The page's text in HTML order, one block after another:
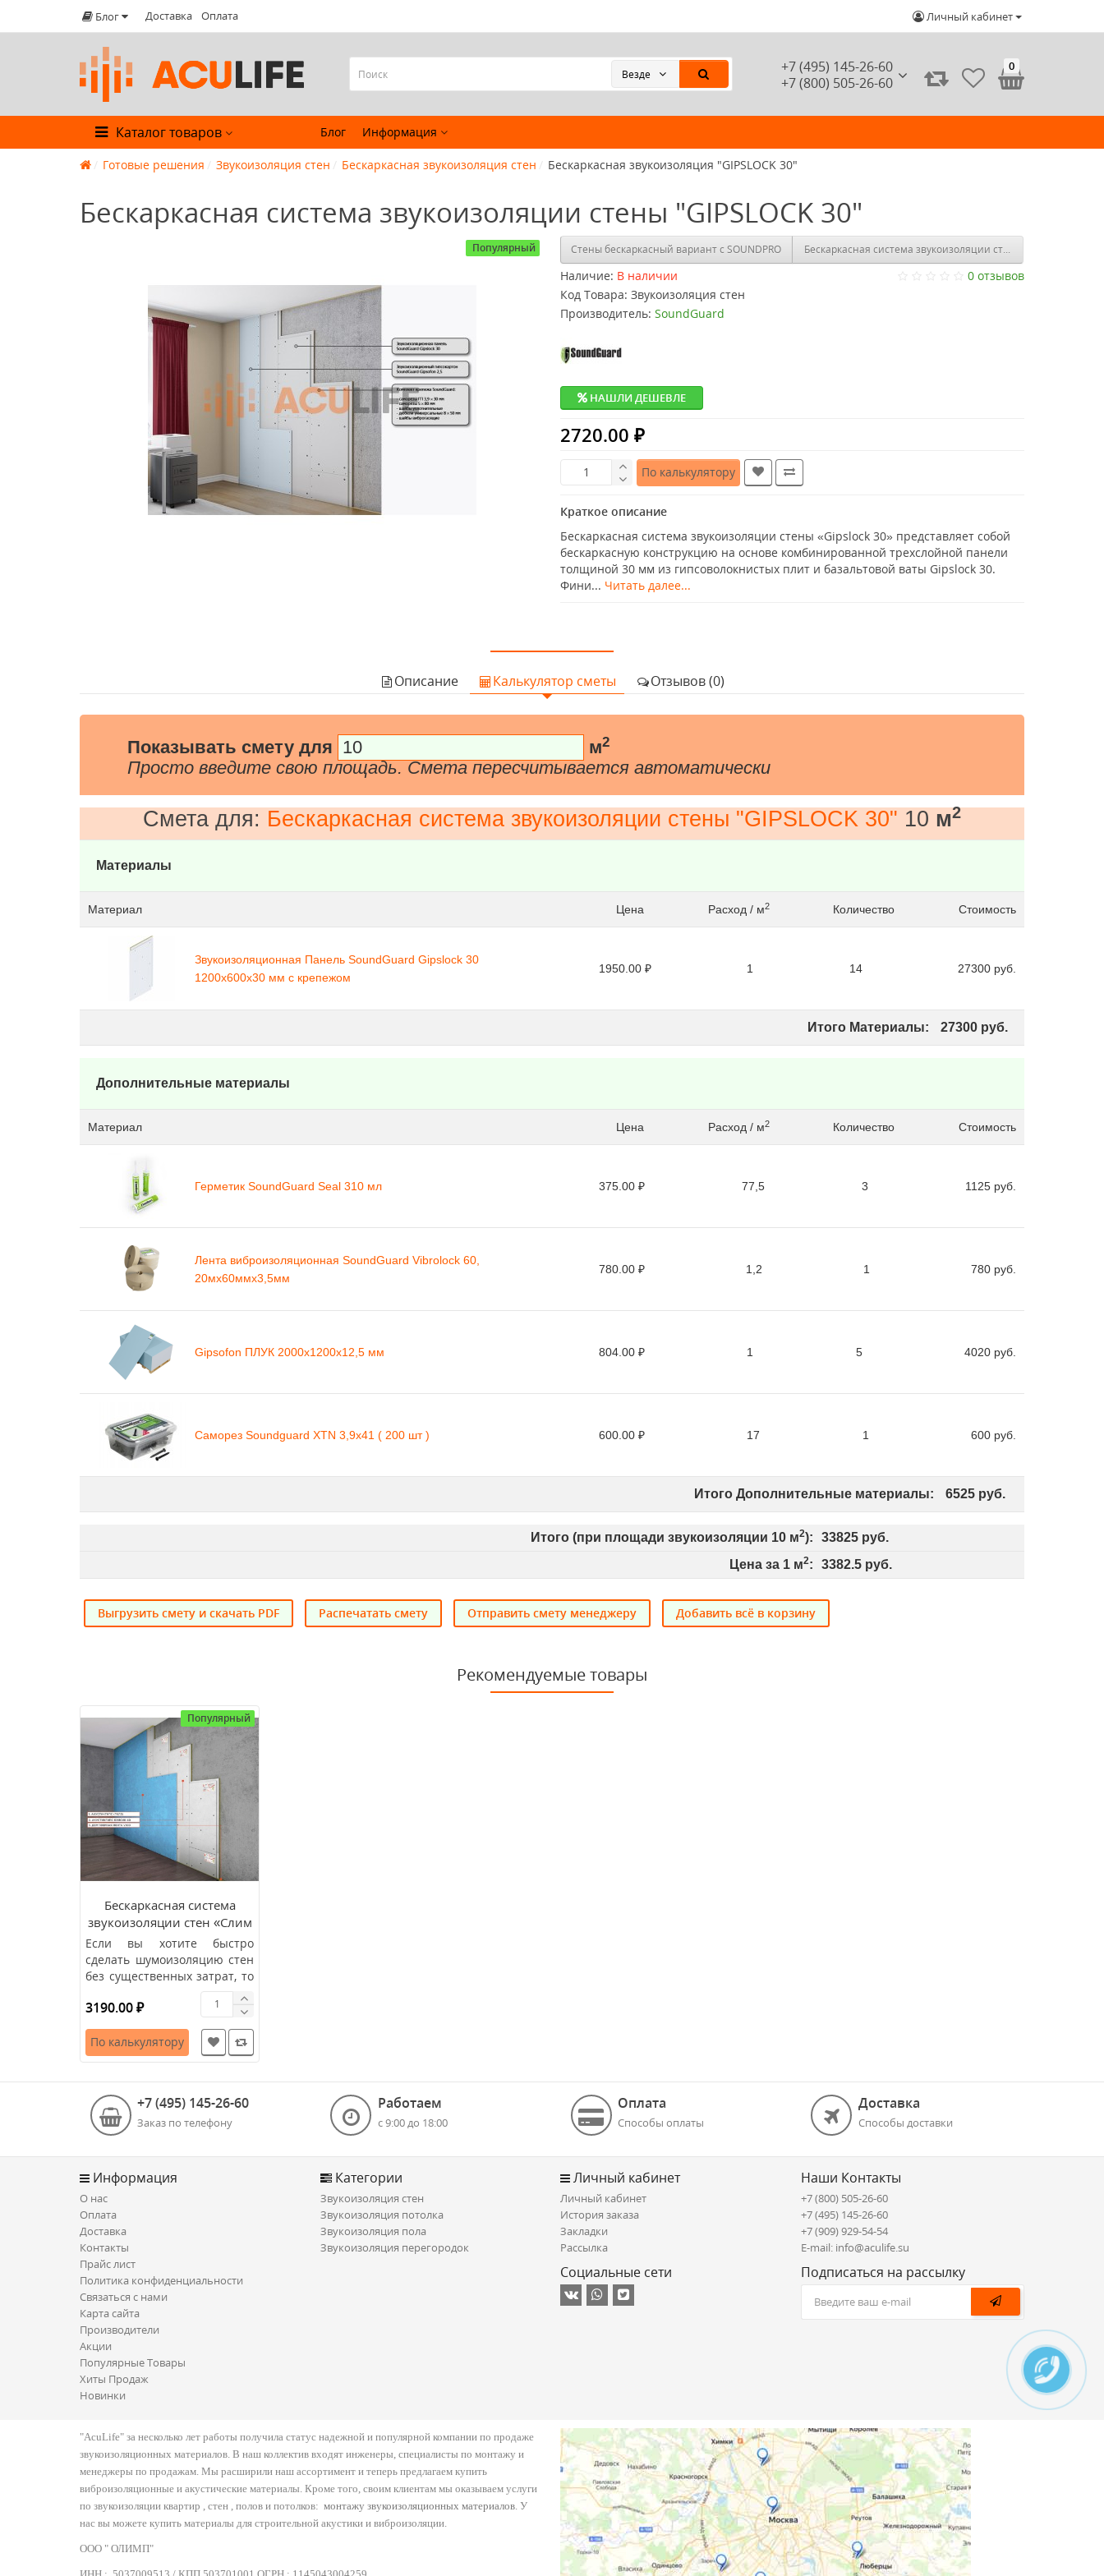
Блог Доставка Оплата Личный кабинет
+7 (495) 145-26-60
+7 (800) 505-26-60
Везде
0
Каталог товаров Блог Информация
Готовые решения Звукоизоляция стен Бескаркасная звукоизоляция стен Бескаркасная звукоизоляция "GIPSLOCK 30"
Бескаркасная система звукоизоляции стены "GIPSLOCK 30"
Популярный Стены бескаркасный вариант с SOUNDPRO Бескаркасная система звукоизоляции стен «Слим А Профи»
Наличие: В наличии
0 отзывов
Код Товара: Звукоизоляция стен
Производитель: SoundGuard
НАШЛИ ДЕШЕВЛЕ
2720.00 ₽
По калькулятору
Краткое описание
Бескаркасная система звукоизоляции стены «Gipslock 30» представляет собой
бескаркасную конструкцию на основе комбинированной трехслойной панели
толщиной 30 мм из гипсоволокнистых плит и базальтовой ваты Gipslock 30.
Фини... Читать далее...
Описание Калькулятор сметы Отзывов (0)
Показывать смету для м2
Просто введите свою площадь. Смета пересчитывается автоматически
Смета для: Бескаркасная система звукоизоляции стены "GIPSLOCK 30" 10 м2
Материалы
Материал Цена Расход / м2 Количество Стоимость
Звукоизоляционная Панель SoundGuard Gipslock 30
1200х600х30 мм с крепежом
1950.00 ₽ 1 14 27300 руб.
Итого Материалы: 27300 руб.
Дополнительные материалы
Материал Цена Расход / м2 Количество Стоимость
Герметик SoundGuard Seal 310 мл 375.00 ₽ 77,5 3 1125руб.
Лента виброизоляционная SoundGuard Vibrolock 60,
20мх60ммх3,5мм
780.00 ₽ 1,2 1 780руб.
Gipsofon ПЛУК 2000х1200х12,5 мм 804.00 ₽ 1 5 4020 руб.
Саморез Soundguard XTN 3,9х41 ( 200 шт ) 600.00 ₽ 17 1 600 руб.
Итого Дополнительные материалы: 6525 руб.
Итого (при площади звукоизоляции 10 м2): 33825 руб.
Цена за 1 м2: 3382.5 руб.
Выгрузить смету и скачать PDF Распечатать смету Отправить смету менеджеру Добавить всё в корзину
Рекомендуемые товары
Популярный
Бескаркасная система
звукоизоляции стен «Слим
А»
Если вы хотите быстро
сделать шумоизоляцию стен
без существенных затрат, то
вам подойдет бескаркасна..
3190.00 ₽
По калькулятору
+7 (495) 145-26-60
Заказ по телефону
Работаем
с 9:00 до 18:00
Оплата
Способы оплаты
Доставка
Способы доставки
Информация
О нас
Оплата
Доставка
Контакты
Прайс лист
Политика конфиденциальности
Связаться с нами
Карта сайта
Производители
Акции
Популярные Товары
Хиты Продаж
Новинки
Категории
Звукоизоляция стен
Звукоизоляция потолка
Звукоизоляция пола
Звукоизоляция перегородок
Личный кабинет
Личный кабинет
История заказа
Закладки
Рассылка
Социальные сети
Наши Контакты
+7 (800) 505-26-60
+7 (495) 145-26-60
+7 (909) 929-54-54
E-mail: info@aculife.su
Подписаться на рассылку
"AcuLife" за несколько лет работы получила статус надежной и популярной компании по продаже
звукоизоляционных материалов. В наш коллектив входят инженеры, специалисты по монтажу и
менеджеры по продажам. Мы расширили наш ассортимент и теперь предлагаем купить
виброизоляционные и акустические материалы. Кроме того, своим клиентам мы оказываем услуги
по звукоизоляции квартир , стен , полов и потолков: монтажу звукоизоляционных материалов . У
нас вы можете купить материалы для строительной акустики и виброизоляции.
ООО " ОЛИМП"